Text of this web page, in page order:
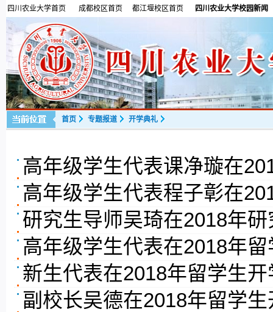
四川农业大学首页 成都校区首页 都江堰校区首页 四川农业大学校园新闻
首页 专题报道 开学典礼
高年级学生代表课净璇在
高年级学生代表程子彰在
研究生导师吴琦在2018年
高年级学生代表在2018年
新生代表在2018年留学生
副校长吴德在2018年留学